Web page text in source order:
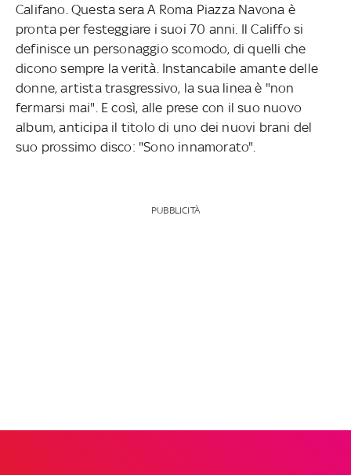
Califano. Questa sera A Roma Piazza Navona è
pronta per festeggiare i suoi 70 anni. Il Califfo si
definisce un personaggio scomodo, di quelli che
dicono sempre la verità. Instancabile amante delle
donne, artista trasgressivo, la sua linea è "non
fermarsi mai". E così, alle prese con il suo nuovo
album, anticipa il titolo di uno dei nuovi brani del
suo prossimo disco: "Sono innamorato".
PUBBLICITÀ